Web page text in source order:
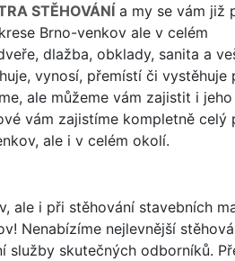
STĚHOVÁNÍa my se vám již
Brno-venkov ale v celém
dlažba, obklady, sanita a
vynosí, přemístí či vystěhuje
ale můžeme vám zajistit i jeho
vám zajistíme kompletně celý
ale i v celém okolí.
ale i při stěhování stavebních
Nenabízíme nejlevnější
služby skutečných odborníků.